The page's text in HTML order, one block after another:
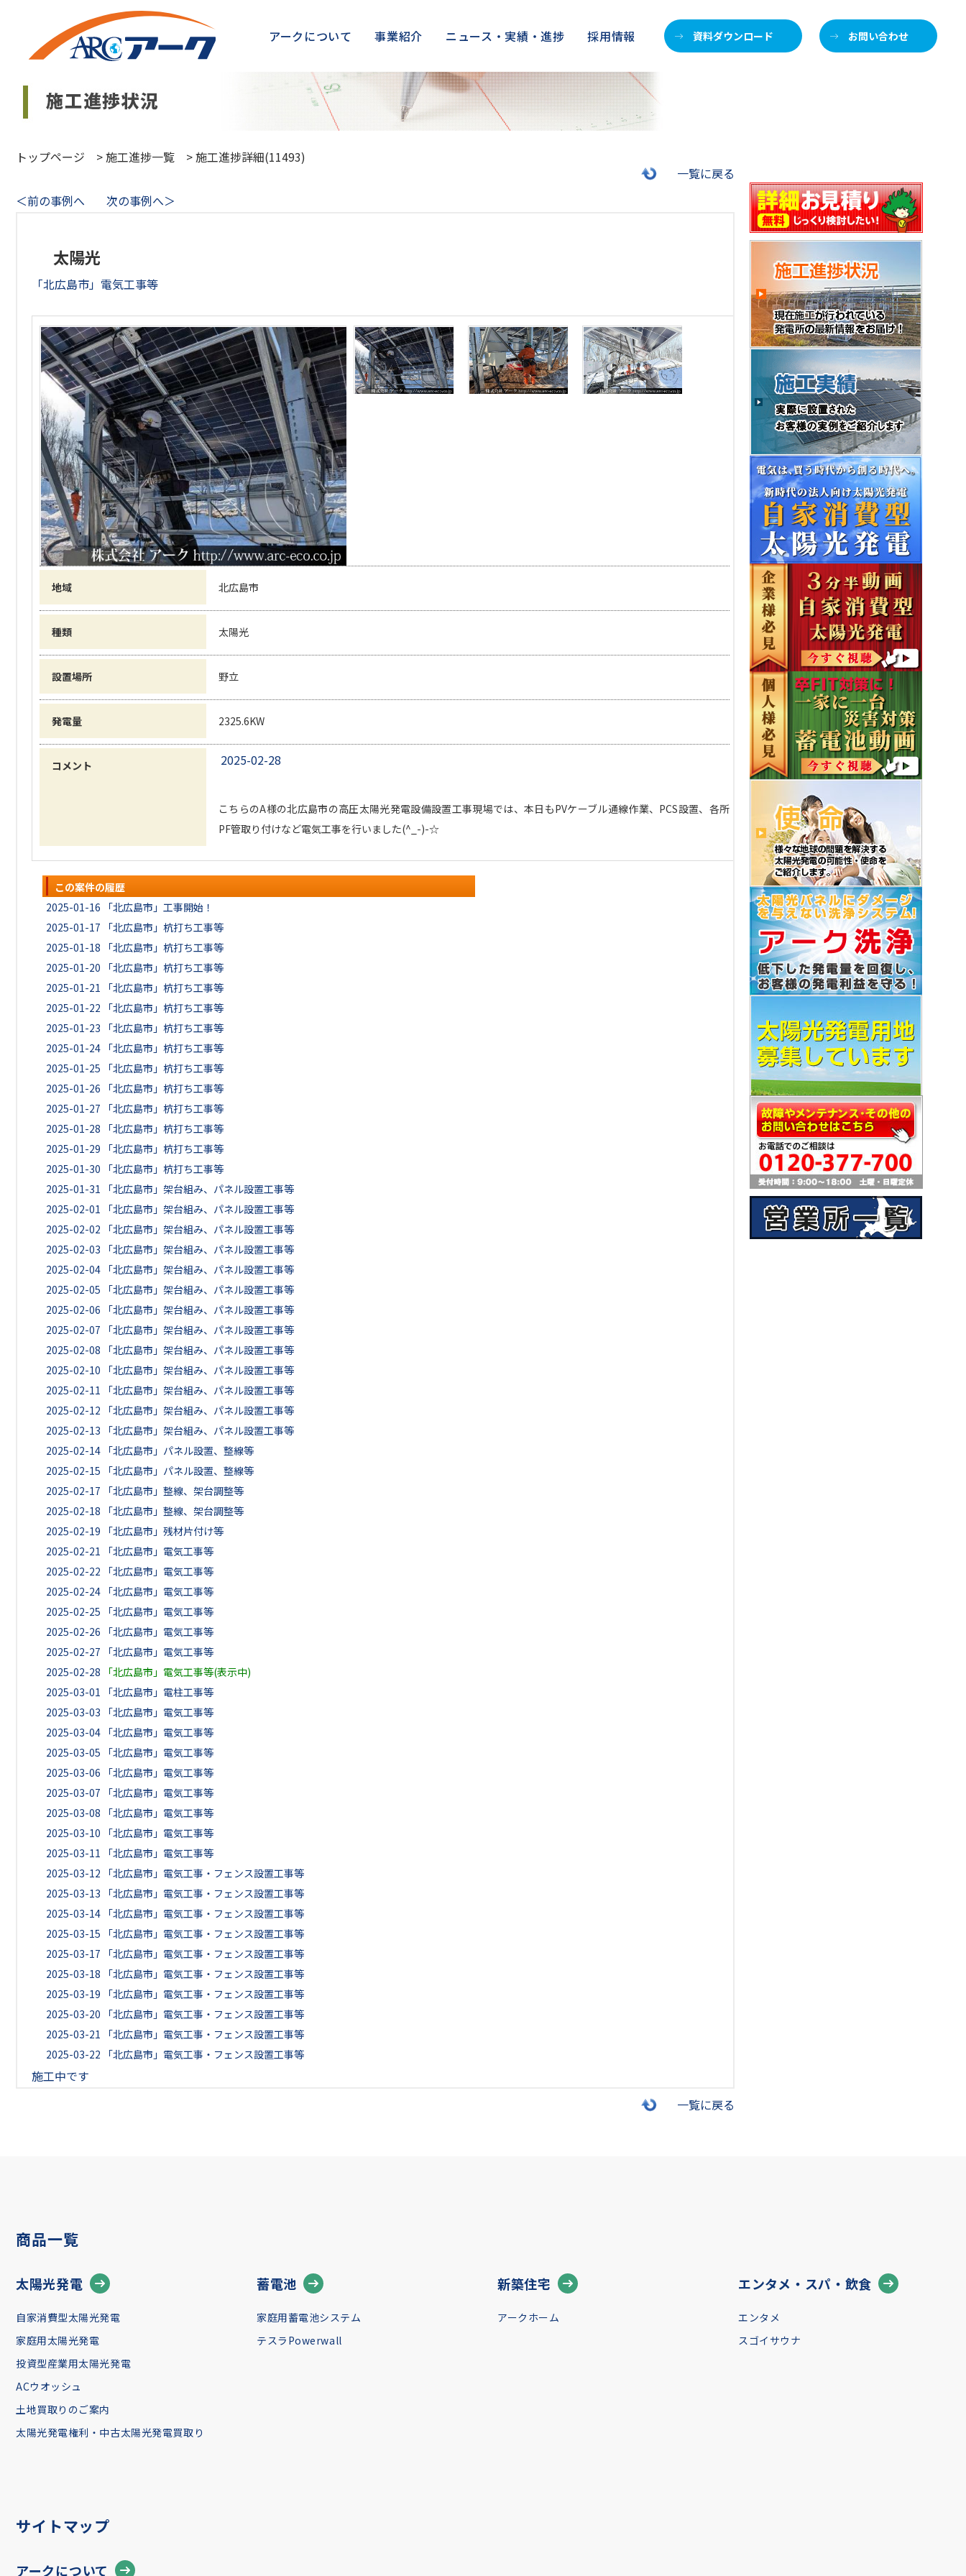
アークについて 事業紹介 ニュース・実績・進捗 採用情報 資料ダウンロード お問い合わせ
トップページ >施工進捗一覧 >施工進捗詳細(11493)
一覧に戻る
＜前の事例へ
次の事例へ＞
太陽光
「北広島市」電気工事等
地域 北広島市
種類 太陽光
設置場所 野立
発電量 2325.6KW
コメント 2025-02-28
こちらのA様の北広島市の高圧太陽光発電設備設置工事現場では、本日もPVケーブル通線作業、PCS設置、各所
PF管取り付けなど電気工事を行いました(^_-)-☆
この案件の履歴
2025-01-16
「北広島市」工事開始！
2025-01-17
「北広島市」杭打ち工事等
2025-01-18
「北広島市」杭打ち工事等
2025-01-20
「北広島市」杭打ち工事等
2025-01-21
「北広島市」杭打ち工事等
2025-01-22
「北広島市」杭打ち工事等
2025-01-23
「北広島市」杭打ち工事等
2025-01-24 「北広島市」杭打ち工事等
2025-01-25
「北広島市」杭打ち工事等
2025-01-26
「北広島市」杭打ち工事等
2025-01-27
「北広島市」杭打ち工事等
2025-01-28
「北広島市」杭打ち工事等
2025-01-29
「北広島市」杭打ち工事等
2025-01-30
「北広島市」杭打ち工事等
2025-01-31
「北広島市」架台組み、パネル設置工事等
2025-02-01
「北広島市」架台組み、パネル設置工事等
2025-02-02
「北広島市」架台組み、パネル設置工事等
2025-02-03
「北広島市」架台組み、パネル設置工事等
2025-02-04 「北広島市」架台組み、パネル設置工事等
2025-02-05
「北広島市」架台組み、パネル設置工事等
2025-02-06
「北広島市」架台組み、パネル設置工事等
2025-02-07
「北広島市」架台組み、パネル設置工事等
2025-02-08
「北広島市」架台組み、パネル設置工事等
2025-02-10
「北広島市」架台組み、パネル設置工事等
2025-02-11
「北広島市」架台組み、パネル設置工事等
2025-02-12
「北広島市」架台組み、パネル設置工事等
2025-02-13
「北広島市」架台組み、パネル設置工事等
2025-02-14 「北広島市」パネル設置、整線等
2025-02-15
「北広島市」パネル設置、整線等
2025-02-17
「北広島市」整線、架台調整等
2025-02-18
「北広島市」整線、架台調整等
2025-02-19
「北広島市」残材片付け等
2025-02-21
「北広島市」電気工事等
2025-02-22
「北広島市」電気工事等
2025-02-24 「北広島市」電気工事等
2025-02-25
「北広島市」電気工事等
2025-02-26
「北広島市」電気工事等
2025-02-27
「北広島市」電気工事等
2025-02-28
「北広島市」電気工事等(表示中)
2025-03-01
「北広島市」電柱工事等
2025-03-03
「北広島市」電気工事等
2025-03-04 「北広島市」電気工事等
2025-03-05
「北広島市」電気工事等
2025-03-06
「北広島市」電気工事等
2025-03-07
「北広島市」電気工事等
2025-03-08
「北広島市」電気工事等
2025-03-10
「北広島市」電気工事等
2025-03-11
「北広島市」電気工事等
2025-03-12
「北広島市」電気工事・フェンス設置工事等
2025-03-13
「北広島市」電気工事・フェンス設置工事等
2025-03-14 「北広島市」電気工事・フェンス設置工事等
2025-03-15
「北広島市」電気工事・フェンス設置工事等
2025-03-17
「北広島市」電気工事・フェンス設置工事等
2025-03-18
「北広島市」電気工事・フェンス設置工事等
2025-03-19
「北広島市」電気工事・フェンス設置工事等
2025-03-20
「北広島市」電気工事・フェンス設置工事等
2025-03-21
「北広島市」電気工事・フェンス設置工事等
2025-03-22
「北広島市」電気工事・フェンス設置工事等
施工中です
一覧に戻る
商品一覧
太陽光発電
自家消費型太陽光発電
家庭用太陽光発電
投資型産業用太陽光発電
ACウオッシュ
土地買取りのご案内
太陽光発電権利・中古太陽光発電買取り
蓄電池
家庭用蓄電池システム
テスラPowerwall
新築住宅
アークホーム
エンタメ・スパ・飲食
エンタメ
スゴイサウナ
サイトマップ
アークについて